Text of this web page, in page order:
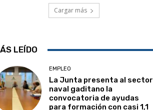
Cargar más
LEÍDO
EMPLEO
La Junta presenta al sector
naval gaditano la
convocatoria de ayudas
para formación con casi 1,1